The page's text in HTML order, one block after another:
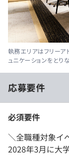
執務エリアはフリーア
ュニケーションをとり
応募要件
必須要件
＼全職種対象イ
2028年3月に大